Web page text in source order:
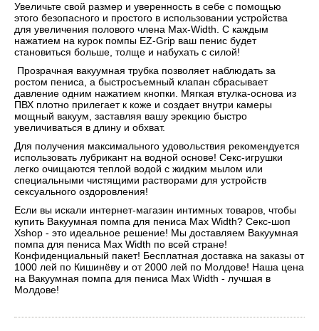
Увеличьте свой размер и уверенность в себе с помощью
этого безопасного и простого в использовании устройства
для увеличения полового члена Max-Width. С каждым
нажатием на курок помпы EZ-Grip ваш пенис будет
становиться больше, толще и набухать с силой!
Прозрачная вакуумная трубка позволяет наблюдать за
ростом пениса, а быстросъемный клапан сбрасывает
давление одним нажатием кнопки. Мягкая втулка-основа из
ПВХ плотно прилегает к коже и создает внутри камеры
мощный вакуум, заставляя вашу эрекцию быстро
увеличиваться в длину и обхват.
Для получения максимального удовольствия рекомендуется
использовать лубрикант на водной основе! Секс-игрушки
легко очищаются теплой водой с жидким мылом или
специальными чистящими растворами для устройств
сексуального оздоровления!
Если вы искали интернет-магазин интимных товаров, чтобы
купить Вакуумная помпа для пениса Max Width? Секс-шоп
Xshop - это идеальное решение! Мы доставляем Вакуумная
помпа для пениса Max Width по всей стране!
Конфиденциальный пакет! Бесплатная доставка на заказы от
1000 лей по Кишинёву и от 2000 лей по Молдове! Наша цена
на Вакуумная помпа для пениса Max Width - лучшая в
Молдове!